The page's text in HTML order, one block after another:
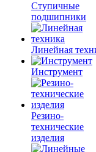
Ступичные
подшипники
Линейная
Инструмент
Резино-
технические
изделия